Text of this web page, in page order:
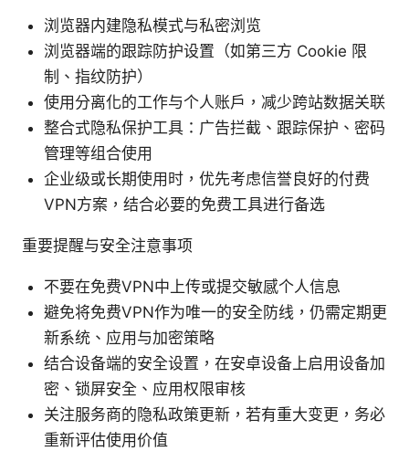
浏览器内建隐私模式与私密浏览
浏览器端的跟踪防护设置（如第三方 Cookie 限
制、指纹防护）
使用分离化的工作与个人账户，减少跨站数据关联
整合式隐私保护工具：广告拦截、跟踪保护、密码
管理等组合使用
企业级或长期使用时，优先考虑信誉良好的付费
VPN方案，结合必要的免费工具进行备选
重要提醒与安全注意事项
不要在免费VPN中上传或提交敏感个人信息
避免将免费VPN作为唯一的安全防线，仍需定期更
新系统、应用与加密策略
结合设备端的安全设置，在安卓设备上启用设备加
密、锁屏安全、应用权限审核
关注服务商的隐私政策更新，若有重大变更，务必
重新评估使用价值